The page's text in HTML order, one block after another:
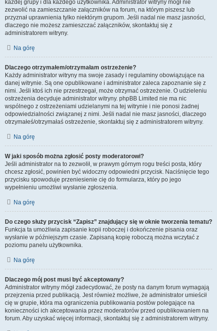
każdej grupy i dla każdego użytkownika. Administrator witryny mógł nie
zezwolić na zamieszczanie załączników na forum, na którym piszesz lub
przyznał uprawnienia tylko niektórym grupom. Jeśli nadal nie masz jasności,
dlaczego nie możesz zamieszczać załączników, skontaktuj się z
administratorem witryny.
Na górę
Dlaczego otrzymałem/otrzymałam ostrzeżenie?
Każdy administrator witryny ma swoje zasady i regulaminy obowiązujące na
danej witrynie. Są one opublikowane i administrator zaleca zapoznanie się z
nimi. Jeśli ktoś ich nie przestrzegał, może otrzymać ostrzeżenie. O udzieleniu
ostrzeżenia decyduje administrator witryny. phpBB Limited nie ma nic
wspólnego z ostrzeżeniami udzielanymi na tej witrynie i nie ponosi żadnej
odpowiedzialności związanej z nimi. Jeśli nadal nie masz jasności, dlaczego
otrzymałeś/otrzymałaś ostrzeżenie, skontaktuj się z administratorem witryny.
Na górę
W jaki sposób można zgłosić posty moderatorowi?
Jeśli administrator na to zezwolił, w prawym górnym rogu treści posta, który
chcesz zgłosić, powinien być widoczny odpowiedni przycisk. Naciśnięcie tego
przycisku spowoduje przeniesienie cię do formularza, który po jego
wypełnieniu umożliwi wysłanie zgłoszenia.
Na górę
Do czego służy przycisk “Zapisz” znajdujący się w oknie tworzenia tematu?
Funkcja ta umożliwia zapisanie kopii roboczej i dokończenie pisania oraz
wysłanie w późniejszym czasie. Zapisaną kopię roboczą można wczytać z
poziomu panelu użytkownika.
Na górę
Dlaczego mój post musi być akceptowany?
Administrator witryny mógł zadecydować, że posty na danym forum wymagają
przejrzenia przed publikacją. Jest również możliwe, że administrator umieścił
cię w grupie, która ma ograniczenia publikowania postów polegające na
konieczności ich akceptowania przez moderatorów przed opublikowaniem na
forum. Aby uzyskać więcej informacji, skontaktuj się z administratorem witryny.